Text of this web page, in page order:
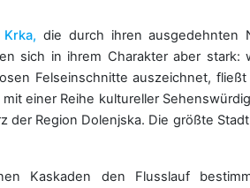
, die durch ihren ausgedehnten
sich in ihrem Charakter aber stark:
Felseinschnitte auszeichnet,
einer Reihe kultureller
Region Dolenjska. Die größte
Kaskaden den Flusslauf